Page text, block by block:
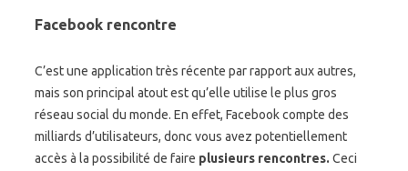
Facebook rencontre
C’est une application très récente par rapport aux autres,
mais son principal atout est qu’elle utilise le plus gros
réseau social du monde. En effet, Facebook compte des
milliards d’utilisateurs, donc vous avez potentiellement
accès à la possibilité de faire plusieurs rencontres. Ceci